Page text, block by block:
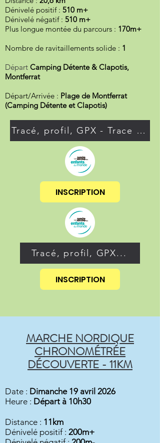
Dénivelé positif : 510 m+
Dénivelé négatif : 510 m+
Plus longue montée du parcours : 170m+
Nombre de ravitaillements solide : 1
Départ Camping Détente & Clapotis,
Montferrat
Départ/Arrivée : Plage de Montferrat
(Camping Détente et Clapotis)
Tracé, profil, GPX - Trace de
INSCRIPTION
Tracé, profil, GPX...
INSCRIPTION
MARCHE NORDIQUE
CHRONOMÉTRÉE
DÉCOUVERTE - 11KM
Date : Dimanche 19 avril 2026
Heure : Départ à 10h30
Distance : 11km
Dénivelé positif : 200m+